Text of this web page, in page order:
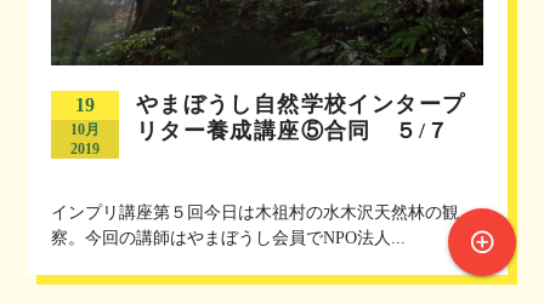
19
10月
2019
やまぼうし自然学校インタープ
リター養成講座⑤合同 ５/７
インプリ講座第５回今日は木祖村の水木沢天然林の観
察。今回の講師はやまぼうし会員でNPO法人...
control_point